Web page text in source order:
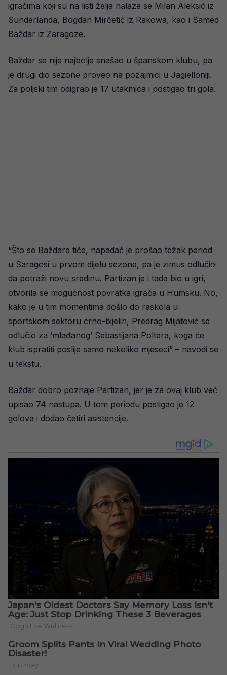
igračima koji su na listi želja nalaze se Milan Aleksić iz
Sunderlanda, Bogdan Mirčetić iz Rakowa, kao i Samed
Baždar iz Zaragoze.
Baždar se nije najbolje snašao u španskom klubu, pa
je drugi dio sezone proveo na pozajmici u Jagielloniji.
Za poljski tim odigrao je 17 utakmica i postigao tri gola.
“Što se Baždara tiče, napadač je prošao težak period
u Saragosi u prvom dijelu sezone, pa je zimus odlučio
da potraži novu sredinu. Partizan je i tada bio u igri,
otvorila se mogućnost povratka igrača u Humsku. No,
kako je u tim momentima došlo do raskola u
sportskom sektoru crno-bijelih, Predrag Mijatović se
odlučio za ‘mlađanog’ Sebastijana Poltera, koga će
klub ispratiti poslije samo nekoliko mjeseci” – navodi se
u tekstu.
Baždar dobro poznaje Partizan, jer je za ovaj klub već
upisao 74 nastupa. U tom periodu postigao je 12
golova i dodao četiri asistencije.